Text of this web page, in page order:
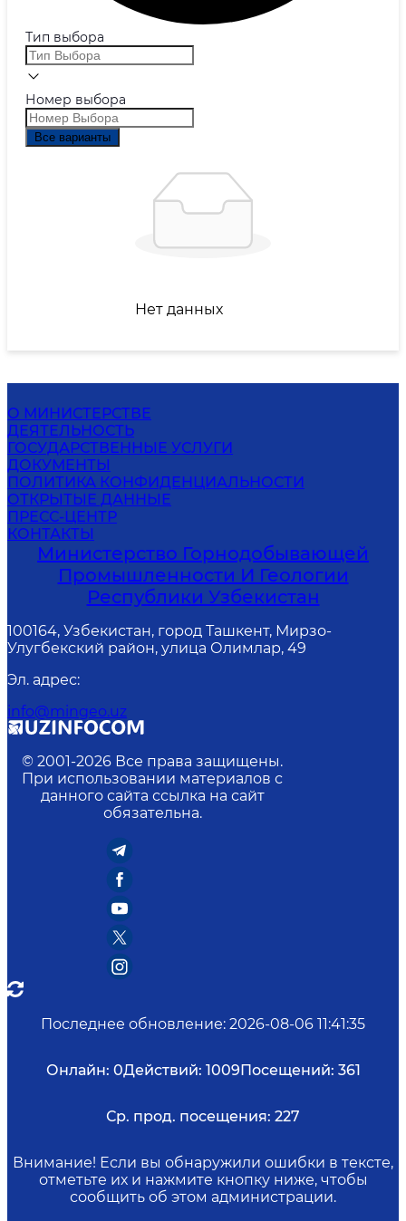
Тип выбора
Номер выбора
Все варианты
Нет данных
О МИНИСТЕРСТВЕ
ДЕЯТЕЛЬНОСТЬ
ГОСУДАРСТВЕННЫЕ УСЛУГИ
ДОКУМЕНТЫ
ПОЛИТИКА КОНФИДЕНЦИАЛЬНОСТИ
ОТКРЫТЫЕ ДАННЫЕ
ПРЕСС-ЦЕНТР
КОНТАКТЫ
Министерство Горнодобывающей
Промышленности И Геологии
Республики Узбекистан
100164, Узбекистан, город Ташкент, Мирзо-
Улугбекский район, улица Олимлар, 49
Эл. адрес:
info@mingeo.uz
© 2001-2026 Все права защищены.
При использовании материалов с
данного сайта ссылка на сайт
обязательна.
Последнее обновление: 2026-08-06 11:41:35
Онлайн: 0Действий: 1009Посещений: 361
Ср. прод. посещения: 227
Внимание! Если вы обнаружили ошибки в тексте,
отметьте их и нажмите кнопку ниже, чтобы
сообщить об этом администрации.